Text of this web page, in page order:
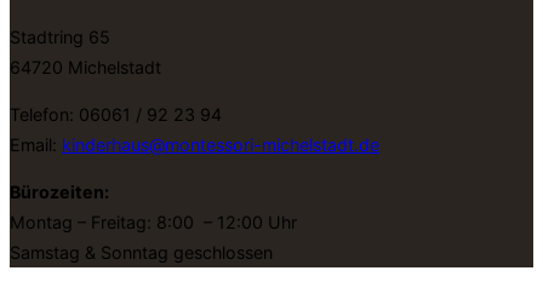
Stadtring 65
64720 Michelstadt
Telefon: 06061 / 92 23 94
Email: kinderhaus@montessori-michelstadt.de
Bürozeiten:
Montag – Freitag: 8:00 – 12:00 Uhr
Samstag & Sonntag geschlossen